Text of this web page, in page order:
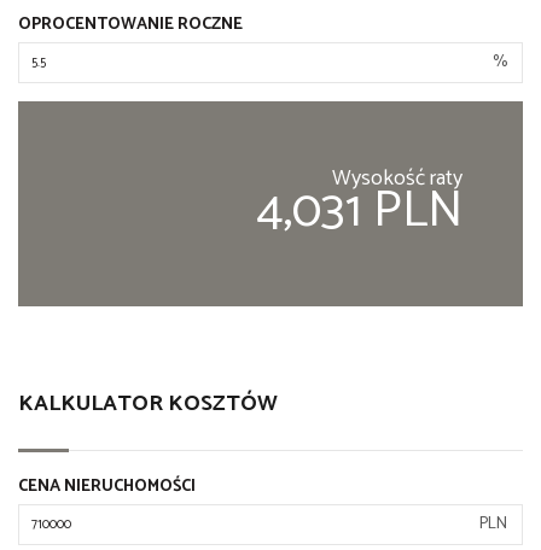
OPROCENTOWANIE ROCZNE
%
Wysokość raty
4,031 PLN
KALKULATOR KOSZTÓW
CENA NIERUCHOMOŚCI
PLN